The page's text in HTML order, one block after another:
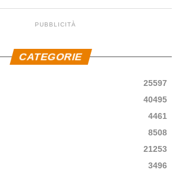
PUBBLICITÀ
CATEGORIE
25597
40495
4461
8508
21253
3496